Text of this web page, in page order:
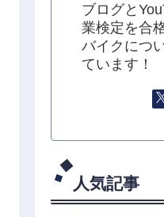
ブログと
業検定を合
バイクにつ
ています！
人気記事